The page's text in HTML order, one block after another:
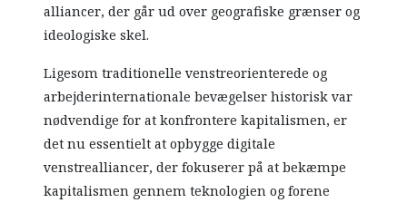
alliancer, der går ud over geografiske grænser og
ideologiske skel.
Ligesom traditionelle venstreorienterede og
arbejderinternationale bevægelser historisk var
nødvendige for at konfrontere kapitalismen, er
det nu essentielt at opbygge digitale
venstrealliancer, der fokuserer på at bekæmpe
kapitalismen gennem teknologien og forene